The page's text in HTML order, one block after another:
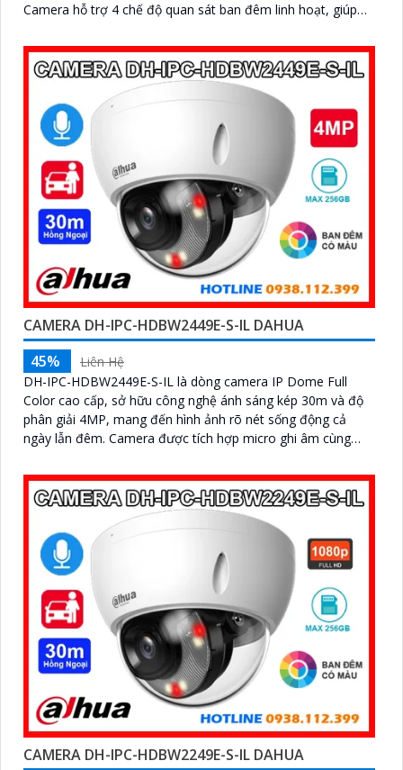
Camera hỗ trợ 4 chế độ quan sát ban đêm linh hoạt, giúp
CAMERA DH-IPC-HDBW2449E-S-IL DAHUA
45%
Liên Hệ
DH-IPC-HDBW2449E-S-IL là dòng camera IP Dome Full
Color cao cấp, sở hữu công nghệ ánh sáng kép 30m và độ
phân giải 4MP, mang đến hình ảnh rõ nét sống động cả
ngày lẫn đêm. Camera được tích hợp micro ghi âm cùng
ninh hiệu quả
CAMERA DH-IPC-HDBW2249E-S-IL DAHUA